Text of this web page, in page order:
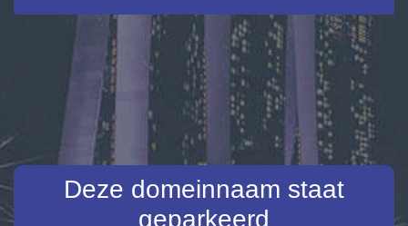
Deze domeinnaam staat
geparkeerd